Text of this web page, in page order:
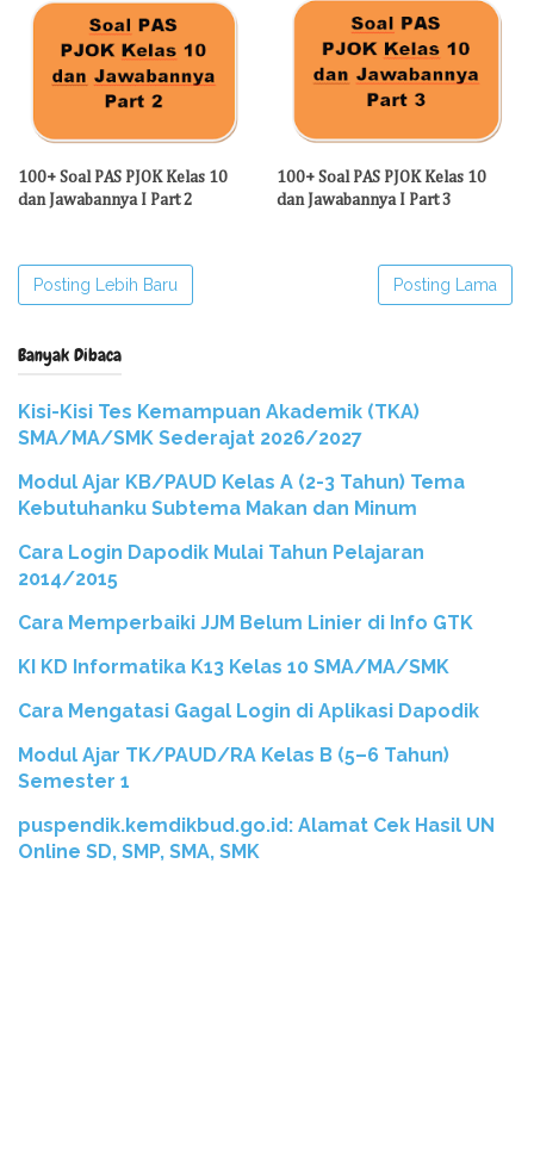
100+ Soal PAS PJOK Kelas 10
dan Jawabannya I Part 2
100+ Soal PAS PJOK Kelas 10
dan Jawabannya I Part 3
Posting Lebih Baru Posting Lama
Banyak Dibaca
Kisi-Kisi Tes Kemampuan Akademik (TKA)
SMA/MA/SMK Sederajat 2026/2027
Modul Ajar KB/PAUD Kelas A (2-3 Tahun) Tema
Kebutuhanku Subtema Makan dan Minum
Cara Login Dapodik Mulai Tahun Pelajaran
2014/2015
Cara Memperbaiki JJM Belum Linier di Info GTK
KI KD Informatika K13 Kelas 10 SMA/MA/SMK
Cara Mengatasi Gagal Login di Aplikasi Dapodik
Modul Ajar TK/PAUD/RA Kelas B (5–6 Tahun)
Semester 1
puspendik.kemdikbud.go.id: Alamat Cek Hasil UN
Online SD, SMP, SMA, SMK